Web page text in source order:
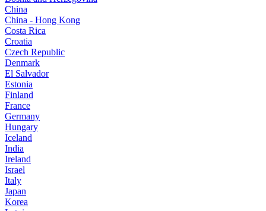
China
China - Hong Kong
Costa Rica
Croatia
Czech Republic
Denmark
El Salvador
Estonia
Finland
France
Germany
Hungary
Iceland
India
Ireland
Israel
Italy
Japan
Korea